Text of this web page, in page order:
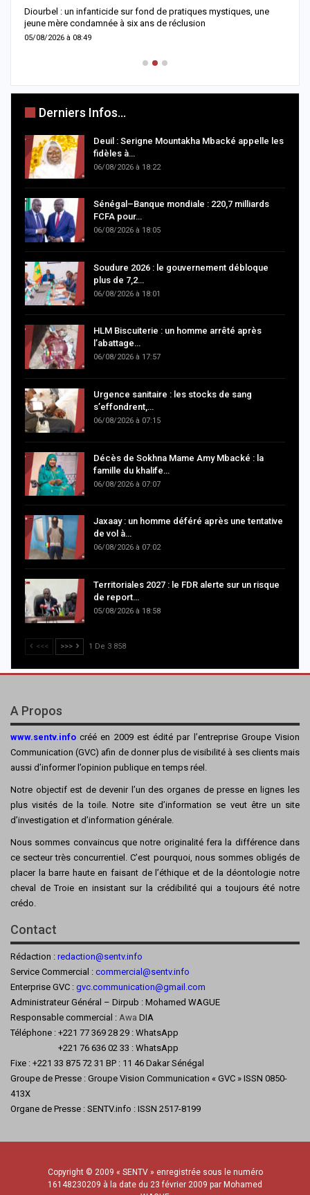
une
Rebeuss : Me Moussa Sarr inspecte de nuit les
surpeuplées pour évaluer les conditions de détention
04/08/2026 à 08:24
Derniers Infos...
Deuil : Serigne Mountakha Mbacké appelle les
fidèles à…
06/08/2026 à 18:22
Sénégal–Banque mondiale : 220,7 milliards
FCFA pour…
06/08/2026 à 18:05
Soudure 2026 : le gouvernement débloque
plus de 7,2…
06/08/2026 à 18:01
HLM Biscuiterie : un homme arrêté après
l’abattage…
06/08/2026 à 17:57
Urgence sanitaire : les stocks de sang
s’effondrent,…
06/08/2026 à 07:15
Décès de Sokhna Mame Amy Mbacké : la
famille du khalife…
06/08/2026 à 07:07
Jaxaay : un homme déféré après une tentative
de vol à…
06/08/2026 à 07:02
Territoriales 2027 : le FDR alerte sur un risque
de report…
05/08/2026 à 18:58
<<< >>> 1 De 3 858
A Propos
www.sentv.info créé en 2009 est édité par l’entreprise Groupe Vision
Communication (GVC) afin de donner plus de visibilité à ses clients mais
aussi d’informer l’opinion publique en temps réel.
Notre objectif est de devenir l’un des organes de presse en lignes les
plus visités de la toile. Notre site d’information se veut être un site
d’investigation et d’information générale.
Nous sommes convaincus que notre originalité fera la différence dans
ce secteur très concurrentiel. C’est pourquoi, nous sommes obligés de
placer la barre haute en faisant de l’éthique et de la déontologie notre
cheval de Troie en insistant sur la crédibilité qui a toujours été notre
crédo.
Contact
Rédaction : redaction@sentv.info
Service Commercial : commercial@sentv.info
Enterprise GVC : gvc.communication@gmail.com
Administrateur Général – Dirpub : Mohamed WAGUE
Responsable commercial : Awa DIA
Téléphone : +221 77 369 28 29 : WhatsApp
+221 76 636 02 33 : WhatsApp
Fixe : +221 33 875 72 31 BP : 11 46 Dakar Sénégal
Groupe de Presse : Groupe Vision Communication « GVC » ISSN 0850-
413X
Organe de Presse : SENTV.info : ISSN 2517-8199
Copyright © 2009 « SENTV » enregistrée sous le numéro
16148230209 à la date du 23 février 2009 par Mohamed